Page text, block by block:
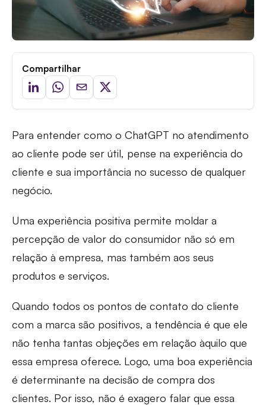
Compartilhar
Para entender como o ChatGPT no atendimento
ao cliente pode ser útil, pense na experiência do
cliente e sua importância no sucesso de qualquer
negócio.
Uma experiência positiva permite moldar a
percepção de valor do consumidor não só em
relação à empresa, mas também aos seus
produtos e serviços.
Quando todos os pontos de contato do cliente
com a marca são positivos, a tendência é que ele
não tenha tantas objeções em relação àquilo que
essa empresa oferece. Logo, uma boa experiência
é determinante na decisão de compra dos
clientes. Por isso, não é exagero falar que essa